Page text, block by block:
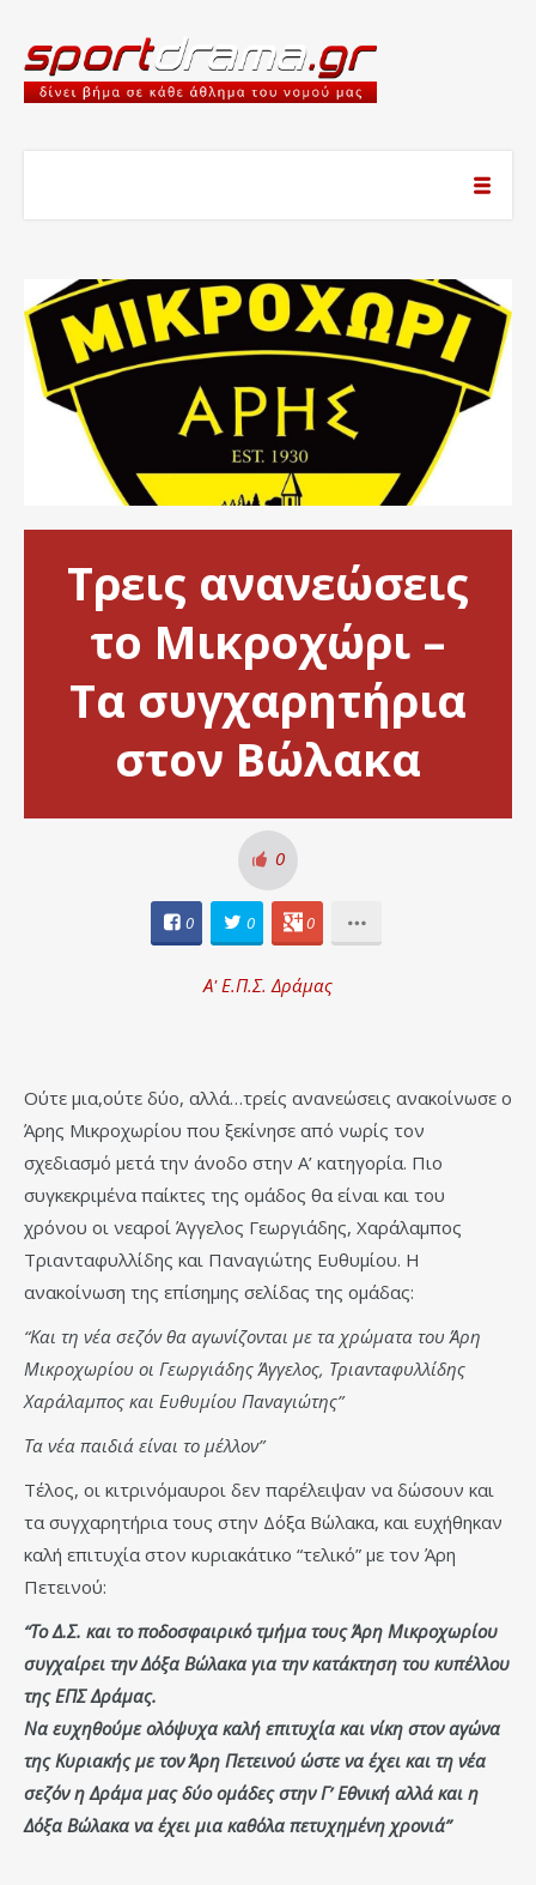
Τρεις ανανεώσεις
το Μικροχώρι –
Τα συγχαρητήρια
στον Βώλακα
0
0 0 0
Α' Ε.Π.Σ. Δράμας
Ούτε μια,ούτε δύο, αλλά…τρείς ανανεώσεις ανακοίνωσε ο
Άρης Μικροχωρίου που ξεκίνησε από νωρίς τον
σχεδιασμό μετά την άνοδο στην Α’ κατηγορία. Πιο
συγκεκριμένα παίκτες της ομάδος θα είναι και του
χρόνου οι νεαροί Άγγελος Γεωργιάδης, Χαράλαμπος
Τριανταφυλλίδης και Παναγιώτης Ευθυμίου. Η
ανακοίνωση της επίσημης σελίδας της ομάδας:
“Και τη νέα σεζόν θα αγωνίζονται με τα χρώματα του Άρη
Μικροχωρίου οι Γεωργιάδης Άγγελος, Τριανταφυλλίδης
Χαράλαμπος και Ευθυμίου Παναγιώτης”
Τα νέα παιδιά είναι το μέλλον”
Τέλος, οι κιτρινόμαυροι δεν παρέλειψαν να δώσουν και
τα συγχαρητήρια τους στην Δόξα Βώλακα, και ευχήθηκαν
καλή επιτυχία στον κυριακάτικο “τελικό” με τον Άρη
Πετεινού:
“Το Δ.Σ. και το ποδοσφαιρικό τμήμα τους Άρη Μικροχωρίου
συγχαίρει την Δόξα Βώλακα για την κατάκτηση του κυπέλλου
της ΕΠΣ Δράμας.
Να ευχηθούμε ολόψυχα καλή επιτυχία και νίκη στον αγώνα
της Κυριακής με τον Άρη Πετεινού ώστε να έχει και τη νέα
σεζόν η Δράμα μας δύο ομάδες στην Γ’ Εθνική αλλά και η
Δόξα Βώλακα να έχει μια καθόλα πετυχημένη χρονιά”